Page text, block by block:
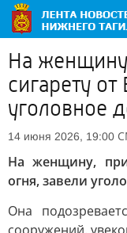
На
сигарету
уголовное
14 июня 2026, 19:00
На женщину,
огня, завели
Она